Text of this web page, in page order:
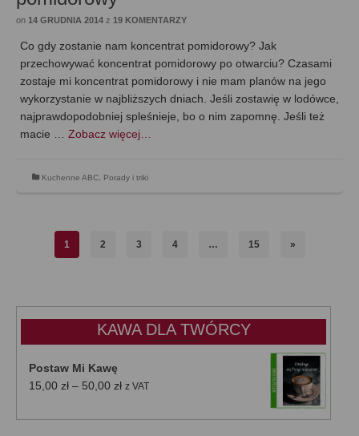
on 14 GRUDNIA 2014 z 19 KOMENTARZY
Co gdy zostanie nam koncentrat pomidorowy? Jak
przechowywać koncentrat pomidorowy po otwarciu? Czasami
zostaje mi koncentrat pomidorowy i nie mam planów na jego
wykorzystanie w najbliższych dniach. Jeśli zostawię w lodówce,
najprawdopodobniej spleśnieje, bo o nim zapomnę. Jeśli też
macie … Zobacz więcej…
Kuchenne ABC, Porady i triki
1 2 3 4 … 15 »
KAWA DLA TWÓRCY
Postaw Mi Kawę
15,00 zł – 50,00 złZakres
od
z VAT